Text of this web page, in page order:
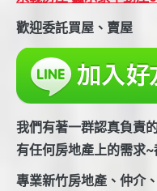
歡迎委託買屋、賣屋
我們有著一群認真負責
有任何房地產上的需求
專業新竹房地產、仲介